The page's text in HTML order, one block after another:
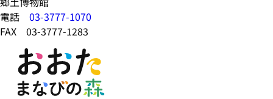
電話 03-3777-1070
FAX 03-3777-1283